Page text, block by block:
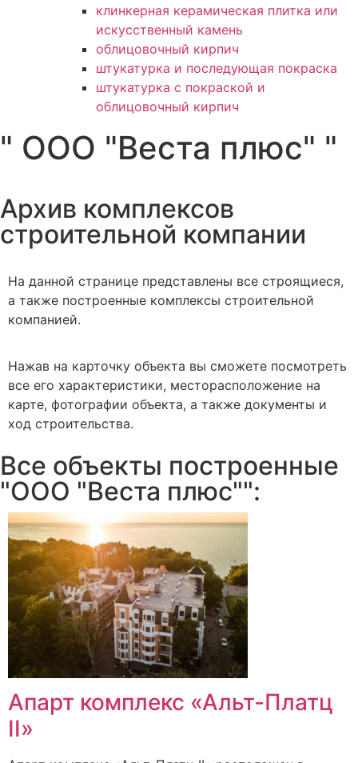
клинкерная керамическая плитка или
искусственный камень
облицовочный кирпич
штукатурка и последующая покраска
штукатурка с покраской и
облицовочный кирпич
" ООО "Веста плюс" "
Архив комплексов
строительной компании
На данной странице представлены все строящиеся,
а также построенные комплексы строительной
компанией.
Нажав на карточку объекта вы сможете посмотреть
все его характеристики, месторасположение на
карте, фотографии объекта, а также документы и
ход строительства.
Все объекты построенные
"ООО "Веста плюс"":
Апарт комплекс «Альт-Платц
II»